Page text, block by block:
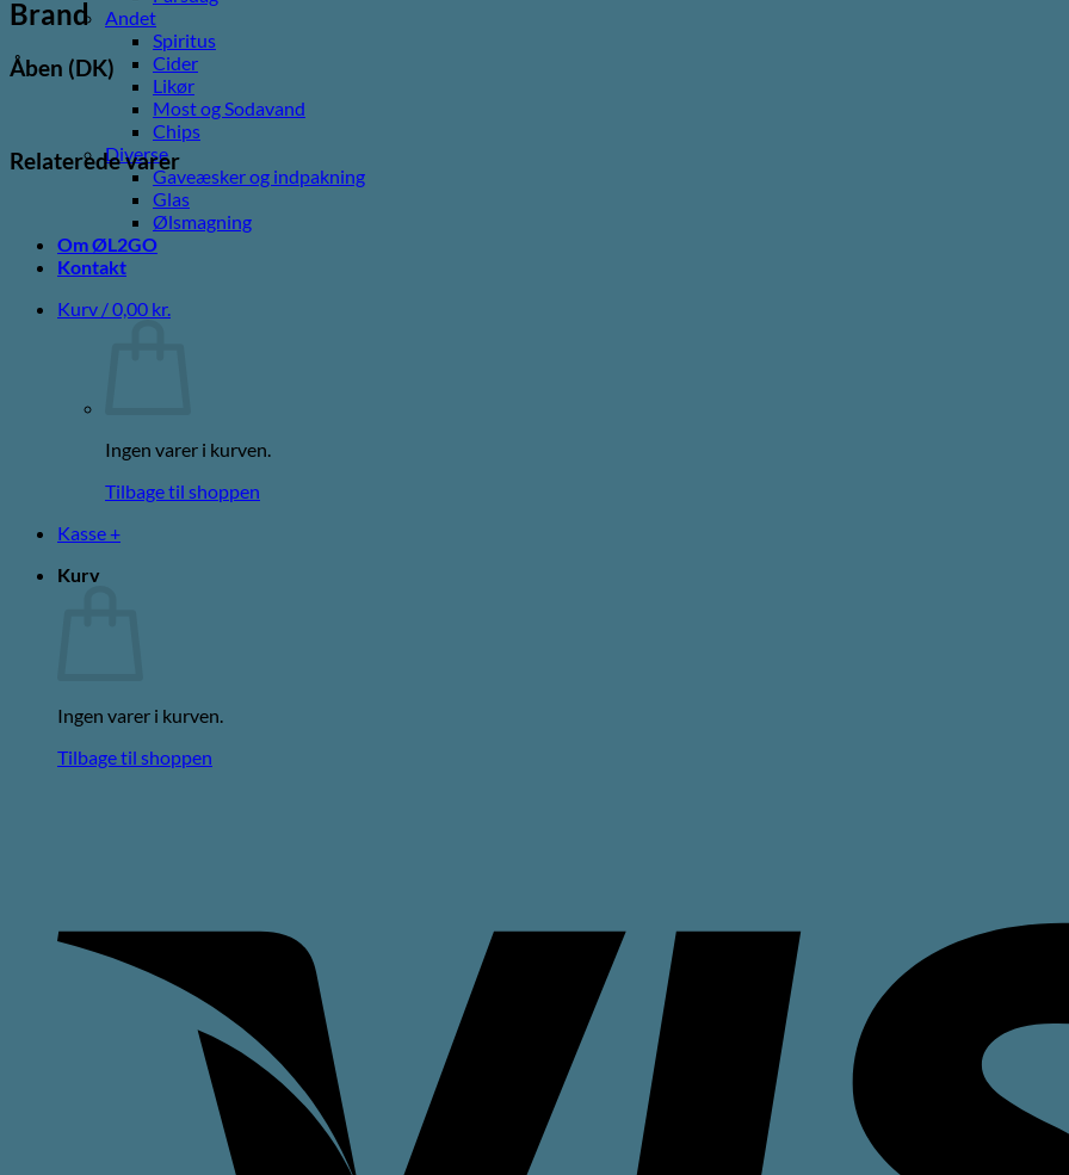
Andet
Spiritus
Cider
Likør
Most og Sodavand
Chips
Diverse
Gaveæsker og indpakning
Glas
Ølsmagning
Om ØL2GO
Kontakt
Kurv /0,00 kr.
Ingen varer i kurven.
Tilbage til shoppen
Kasse +
Kurv
Ingen varer i kurven.
Tilbage til shoppen
Brand
Åben (DK)
Relaterede varer